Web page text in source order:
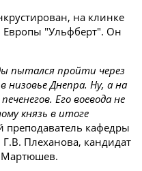
на клинке
Европы "Ульфберт". Он
пытался пройти через
низовье Днепра. Ну, а на
Его воевода не
князь в итоге
преподаватель кафедры
Плеханова, кандидат
Мартюшев.